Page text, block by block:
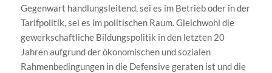
Gegenwart handlungsleitend, sei es im Betrieb oder in der
Tarifpolitik, sei es im politischen Raum. Gleichwohl die
gewerkschaftliche Bildungspolitik in den letzten 20
Jahren aufgrund der ökonomischen und sozialen
Rahmenbedingungen in die Defensive geraten ist und die